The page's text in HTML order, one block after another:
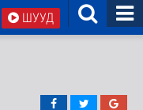
ШУУД